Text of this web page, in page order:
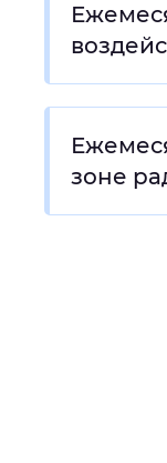
зоне